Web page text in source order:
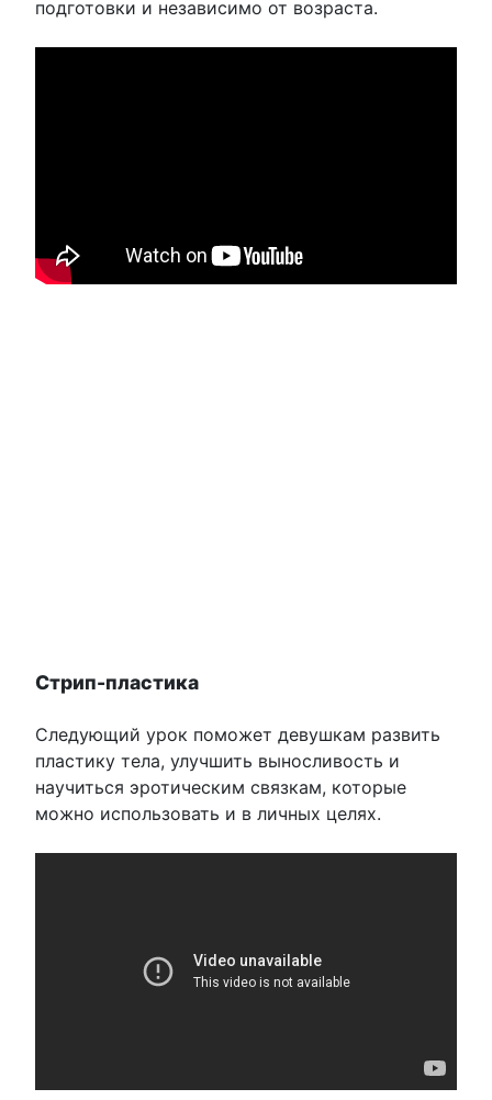
подготовки и независимо от возраста.
Стрип-пластика
Следующий урок поможет девушкам развить
пластику тела, улучшить выносливость и
научиться эротическим связкам, которые
можно использовать и в личных целях.